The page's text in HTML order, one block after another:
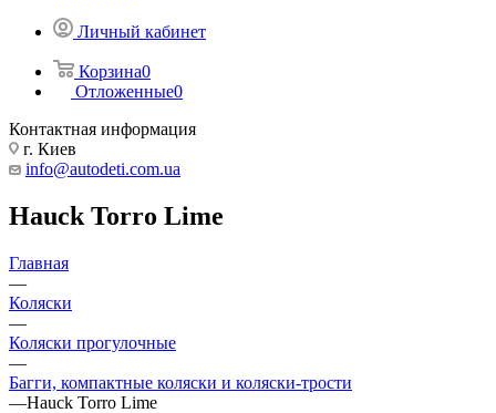
Личный кабинет
Корзина0
Отложенные0
Контактная информация
г. Киев
info@autodeti.com.ua
Hauck Torro Lime
Главная
—
Коляски
—
Коляски прогулочные
—
Багги, компактные коляски и коляски-трости
—Hauck Torro Lime